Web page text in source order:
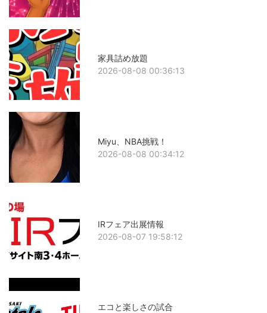
家具詰め放題
2026-08-08 00:36:13
Miyu、NBA挑戦！
2026-08-08 00:34:12
IRフェア出展情報
2026-08-07 19:58:12
エコと楽しさの試合